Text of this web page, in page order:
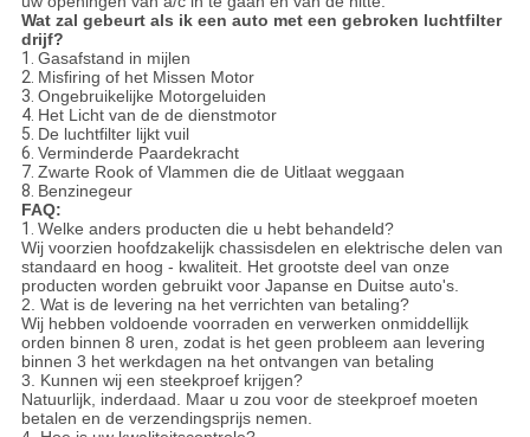
Wat zal gebeurt als ik een auto met een gebroken luchtfilter
drijf?
1. Gasafstand in mijlen
2. Misfiring of het Missen Motor
3. Ongebruikelijke Motorgeluiden
4. Het Licht van de de dienstmotor
5. De luchtfilter lijkt vuil
6. Verminderde Paardekracht
7. Zwarte Rook of Vlammen die de Uitlaat weggaan
8. Benzinegeur
FAQ:
1. Welke anders producten die u hebt behandeld?
Wij voorzien hoofdzakelijk chassisdelen en elektrische delen van
standaard en hoog - kwaliteit. Het grootste deel van onze
producten worden gebruikt voor Japanse en Duitse auto's.
2. Wat is de levering na het verrichten van betaling?
Wij hebben voldoende voorraden en verwerken onmiddellijk
orden binnen 8 uren, zodat is het geen probleem aan levering
binnen 3 het werkdagen na het ontvangen van betaling
3. Kunnen wij een steekproef krijgen?
Natuurlijk, inderdaad. Maar u zou voor de steekproef moeten
betalen en de verzendingsprijs nemen.